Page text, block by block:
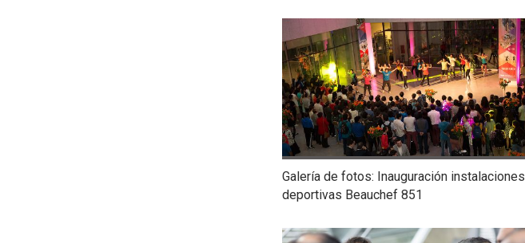
Galería de fotos: Inauguración instalaciones
deportivas Beauchef 851